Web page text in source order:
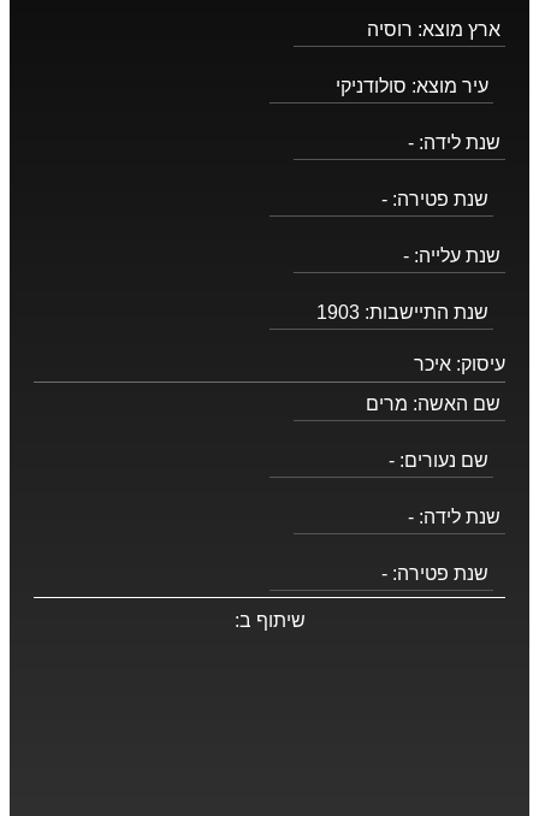
ארץ מוצא: רוסיה
עיר מוצא: סולודניקי
שנת לידה: -
שנת פטירה: -
שנת עלייה: -
שנת התיישבות: 1903
עיסוק: איכר
שם האשה: מרים
שם נעורים: -
שנת לידה: -
שנת פטירה: -
שיתוף ב: